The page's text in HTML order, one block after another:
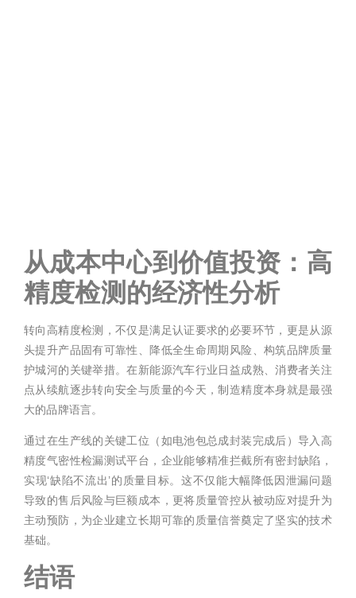
从成本中心到价值投资：高
精度检测的经济性分析
转向高精度检测，不仅是满足认证要求的必要环节，更是从源
头提升产品固有可靠性、降低全生命周期风险、构筑品牌质量
护城河的关键举措。在新能源汽车行业日益成熟、消费者关注
点从续航逐步转向安全与质量的今天，制造精度本身就是最强
大的品牌语言。
通过在生产线的关键工位（如电池包总成封装完成后）导入高
精度气密性检漏测试平台，企业能够精准拦截所有密封缺陷，
实现‘缺陷不流出’的质量目标。这不仅能大幅降低因泄漏问题
导致的售后风险与巨额成本，更将质量管控从被动应对提升为
主动预防，为企业建立长期可靠的质量信誉奠定了坚实的技术
基础。
结语